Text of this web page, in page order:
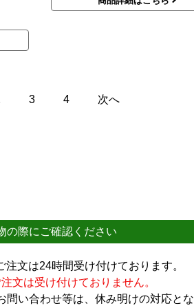
3 4 次へ
の際にご確認ください
注文は24時間受け付けております。
文は受け付けておりません。
い合わせ等は、休み明けの対応と